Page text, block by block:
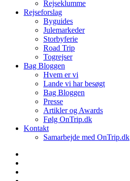
Rejseklumme
Rejseforslag
Byguides
Julemarkeder
Storbyferie
Road Trip
Togrejser
Bag Bloggen
Hvem er vi
Lande vi har besøgt
Bag Bloggen
Presse
Artikler og Awards
Følg OnTrip.dk
Kontakt
Samarbejde med OnTrip.dk